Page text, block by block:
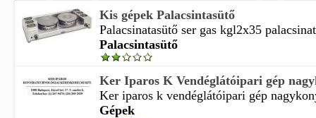
Kis gépek Palacsintasütő
Palacsinatasütő ser gas kgl2x35
Palacsintasütő
Ker Iparos K Vendéglátóipari gép
Ker iparos k vendéglátóipari gép
Gépek